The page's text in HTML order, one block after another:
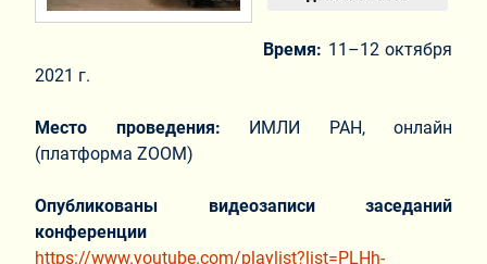
Время: 11–12 октября
2021 г.
Место проведения:
ИМЛИ РАН, онлайн
(платформа ZOOM)
Опубликованы видеозаписи заседаний
конференции
https://www.youtube.com/playlist?list=PLHh-